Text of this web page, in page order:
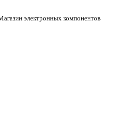
электронных компонентов